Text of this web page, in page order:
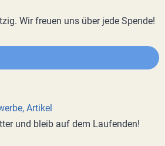
Wir freuen uns über jede Spende!
Artikel
und bleib auf dem Laufenden!